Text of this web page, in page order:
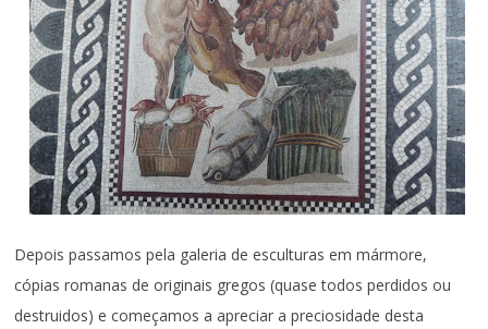
Depois passamos pela galeria de esculturas em mármore,
cópias romanas de originais gregos (quase todos perdidos ou
destruidos) e começamos a apreciar a preciosidade desta